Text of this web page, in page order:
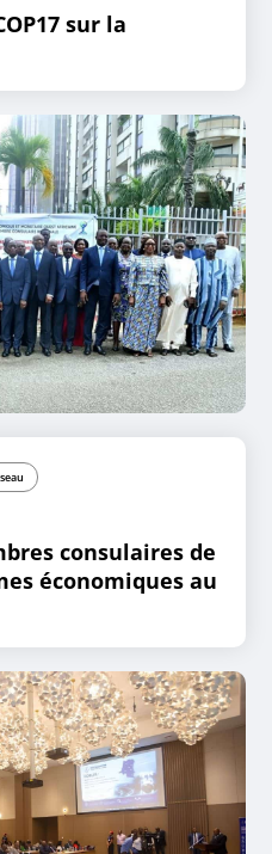
sur la
consulaires de
économiques au